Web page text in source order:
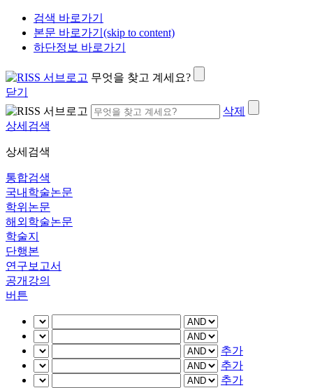
검색 바로가기
본문 바로가기(skip to content)
하단정보 바로가기
무엇을 찾고 계세요?
닫기
삭제
상세검색
상세검색
통합검색
국내학술논문
학위논문
해외학술논문
학술지
단행본
연구보고서
공개강의
버튼
추가
추가
추가